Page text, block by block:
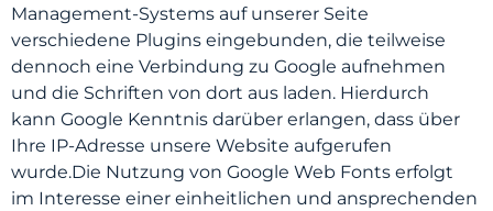
Management-Systems auf unserer Seite
verschiedene Plugins eingebunden, die teilweise
dennoch eine Verbindung zu Google aufnehmen
und die Schriften von dort aus laden. Hierdurch
kann Google Kenntnis darüber erlangen, dass über
Ihre IP-Adresse unsere Website aufgerufen
wurde.Die Nutzung von Google Web Fonts erfolgt
im Interesse einer einheitlichen und ansprechenden